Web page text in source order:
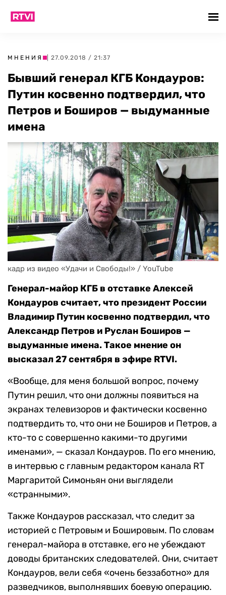
МНЕНИЯ | 27.09.2018 / 21:37
Бывший генерал КГБ Кондауров:
Путин косвенно подтвердил, что
Петров и Боширов — выдуманные
имена
кадр из видео «Удачи и Свободы!» / YouTube
Генерал-майор КГБ в отставке Алексей
Кондауров считает, что президент России
Владимир Путин косвенно подтвердил, что
Александр Петров и Руслан Боширов —
выдуманные имена. Такое мнение он
высказал 27 сентября в эфире RTVI.
«Вообще, для меня большой вопрос, почему
Путин решил, что они должны появиться на
экранах телевизоров и фактически косвенно
подтвердить то, что они не Боширов и Петров, а
кто-то с совершенно какими-то другими
именами», — сказал Кондауров. По его мнению,
в интервью с главным редактором канала RT
Маргаритой Симоньян они выглядели
«странными».
Также Кондауров рассказал, что следит за
историей с Петровым и Бошировым. По словам
генерал-майора в отставке, его не убеждают
доводы британских следователей. Они, считает
Кондауров, вели себя «очень беззаботно» для
разведчиков, выполнявших боевую операцию.